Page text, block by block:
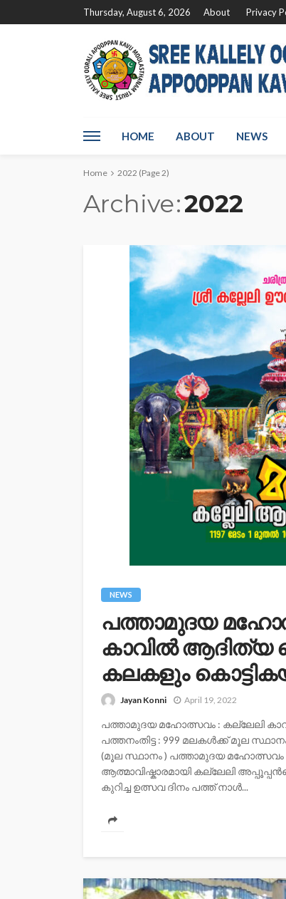
Thursday, August 6, 2026 About Privacy
HOME ABOUT NEWS
Home 2022 (Page 2)
Archive 2022
NEWS
പത്താമുദയ
കാവില്‍ ആദിത്യ
കലകളും
Jayan Konni April 19, 2022
പത്താമുദയ മഹോത്സവം : കല്ലേലി
പത്തനംതിട്ട : 999 മലകള്‍ക്ക് മൂല
(മൂല സ്ഥാനം ) പത്താമുദയ
ആത്മാവിഷ്കാരമായി കല്ലേലി
കുറിച്ച ഉത്സവ ദിനം പത്ത് നാള്‍...